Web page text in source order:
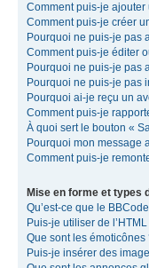
Comment puis-je
Comment puis-je créer
Pourquoi ne puis-je pas
Comment puis-je éditer
Pourquoi ne puis-je pas
Pourquoi ne puis-je pas
Pourquoi ai-je reçu un
Comment puis-je
À quoi sert le bouton «
Pourquoi mon message
Comment puis-je
Mise en forme et types
Qu’est-ce que le
Puis-je utiliser de
Que sont les émoticônes
Puis-je insérer des